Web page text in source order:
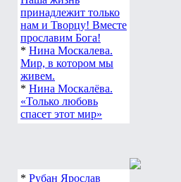
Наша жизнь
принадлежит только
нам и Творцу! Вместе
прославим Бога!
*Нина Москалева.
Мир, в котором мы
живем.
*Нина Москалёва.
«Только любовь